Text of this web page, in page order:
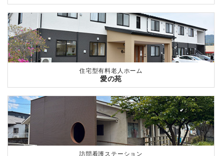
住宅型有料老人ホーム
愛の苑
訪問看護ステーション